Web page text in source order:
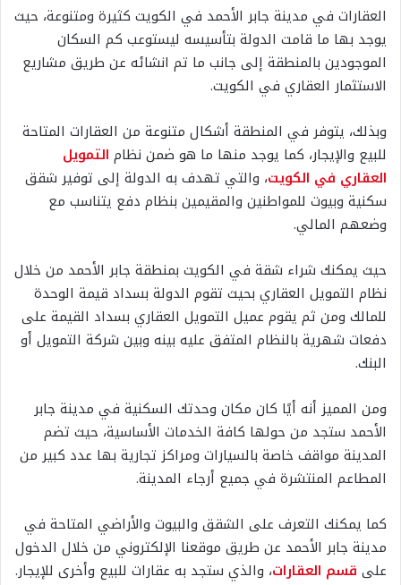
العقارات في مدينة جابر الأحمد في الكويت كثيرة ومتنوعة، حيث
يوجد بها ما قامت الدولة بتأسيسه ليستوعب كم السكان
الموجودين بالمنطقة إلى جانب ما تم انشائه عن طريق مشاريع
الاستثمار العقاري في الكويت.
وبذلك، يتوفر في المنطقة أشكال متنوعة من العقارات المتاحة
للبيع والإيجار، كما يوجد منها ما هو ضمن نظام التمويل
العقاري في الكويت، والتي تهدف به الدولة إلى توفير شقق
سكنية وبيوت للمواطنين والمقيمين بنظام دفع يتناسب مع
وضعهم المالي.
حيث يمكنك شراء شقة في الكويت بمنطقة جابر الأحمد من خلال
نظام التمويل العقاري بحيث تقوم الدولة بسداد قيمة الوحدة
للمالك ومن ثم يقوم عميل التمويل العقاري بسداد القيمة على
دفعات شهرية بالنظام المتفق عليه بينه وبين شركة التمويل أو
البنك.
ومن المميز أنه أيًا كان مكان وحدتك السكنية في مدينة جابر
الأحمد ستجد من حولها كافة الخدمات الأساسية، حيث تضم
المدينة مواقف خاصة بالسيارات ومراكز تجارية بها عدد كبير من
المطاعم المنتشرة في جميع أرجاء المدينة.
كما يمكنك التعرف على الشقق والبيوت والأراضي المتاحة في
مدينة جابر الأحمد عن طريق موقعنا الإلكتروني من خلال الدخول
على قسم العقارات، والذي ستجد به عقارات للبيع وأخرى للإيجار.